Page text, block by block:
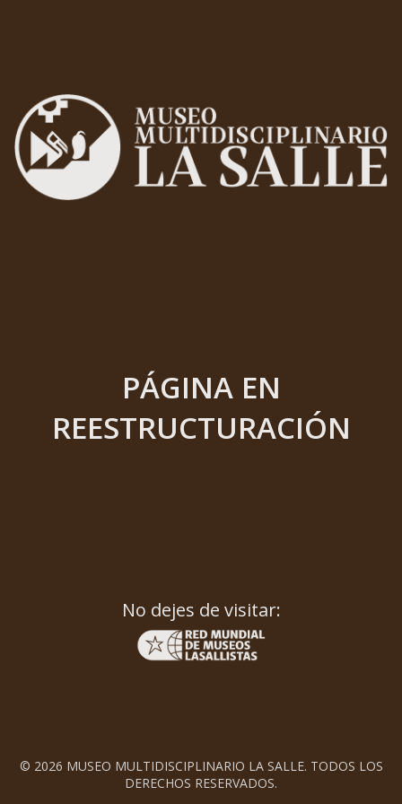
PÁGINA EN
REESTRUCTURACIÓN
No dejes de visitar:
© 2026 MUSEO MULTIDISCIPLINARIO LA SALLE. TODOS LOS
DERECHOS RESERVADOS.